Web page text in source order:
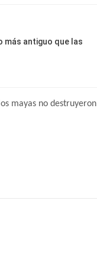
más antiguo que las
mayas no destruyeron